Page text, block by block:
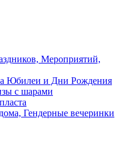
Мероприятий,
Юбилеи и Дни Рождения
с шарами
Гендерные вечеринки